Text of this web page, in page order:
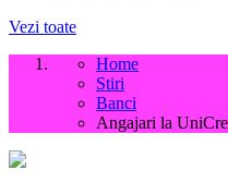
Vezi toate
Home
Stiri
Banci
Angajari la